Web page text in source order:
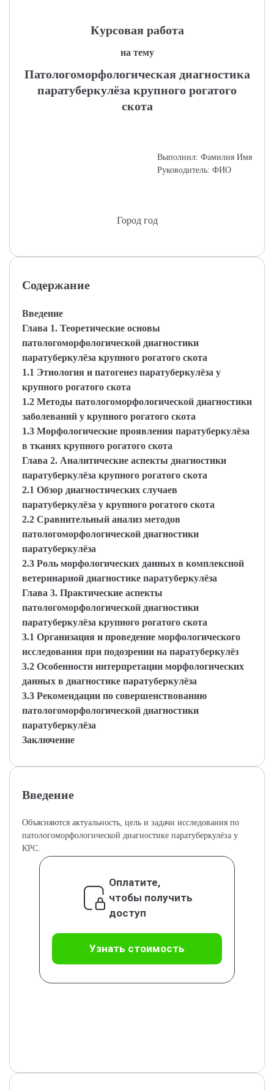
Курсовая работа
на тему
Патологоморфологическая диагностика
паратуберкулёза крупного рогатого
скота
Выполнил: Фамилия Имя
Руководитель: ФИО
Город год
Содержание
Введение
Глава 1. Теоретические основы
патологоморфологической диагностики
паратуберкулёза крупного рогатого скота
1.1 Этиология и патогенез паратуберкулёза у
крупного рогатого скота
1.2 Методы патологоморфологической диагностики
заболеваний у крупного рогатого скота
1.3 Морфологические проявления паратуберкулёза
в тканях крупного рогатого скота
Глава 2. Аналитические аспекты диагностики
паратуберкулёза крупного рогатого скота
2.1 Обзор диагностических случаев
паратуберкулёза у крупного рогатого скота
2.2 Сравнительный анализ методов
патологоморфологической диагностики
паратуберкулёза
2.3 Роль морфологических данных в комплексной
ветеринарной диагностике паратуберкулёза
Глава 3. Практические аспекты
патологоморфологической диагностики
паратуберкулёза крупного рогатого скота
3.1 Организация и проведение морфологического
исследования при подозрении на паратуберкулёз
3.2 Особенности интерпретации морфологических
данных в диагностике паратуберкулёза
3.3 Рекомендации по совершенствованию
патологоморфологической диагностики
паратуберкулёза
Заключение
Введение
Объясняются актуальность, цель и задачи исследования по
патологоморфологической диагностике паратуберкулёза у
КРС.
Оплатите,
чтобы получить
доступ
Узнать стоимость